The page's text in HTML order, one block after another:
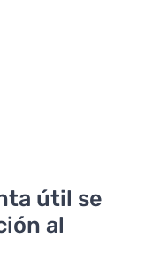
útil se
al